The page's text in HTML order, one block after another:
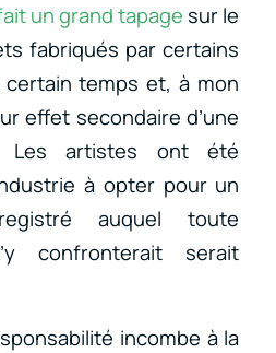
un grand tapage sur le
fabriqués par certains
temps et, à mon
effet secondaire d’une
Les artistes ont été
à opter pour un
auquel toute
confronterait serait
incombe à la